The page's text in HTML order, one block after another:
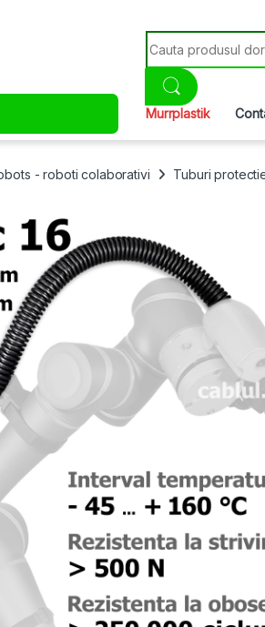
Search for:
Murrplastik
- roboti colaborativi Tuburi